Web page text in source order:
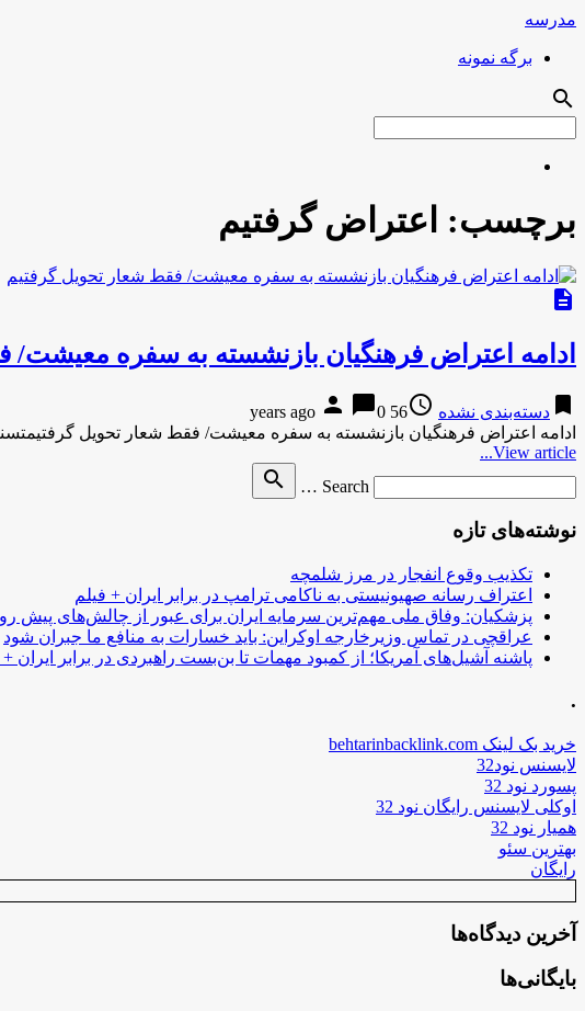
مدرسه
برگه نمونه
search
برچسب: اعتراض گرفتیم
description
ادامه اعتراض فرهنگیان بازنشسته به سفره معیشت/
bookmark دسته‌بندی نشده access_time
56 years ago
person chat_bubble0
ادامه اعتراض فرهنگیان بازنشسته به سفره معیشت/ فقط شعار تحویل
View article...
Search …
search
نوشته‌های تازه
تکذیب وقوع انفجار در مرز شلمچه
اعتراف رسانه صهیونیستی به ناکامی ترامپ در برابر ایران + فیلم
پزشکیان: وفاق ملی مهم‌ترین سرمایه ایران برای عبور از چالش‌های پیش
عراقچی در تماس وزیرخارجه اوکراین: باید خسارات به منافع ما جبران شود
پاشنه آشیل‌های آمریکا؛ از کمبود مهمات تا بن‌بست راهبردی در برابر ایران +
.
خرید بک لینک behtarinbacklink.com
لایسنس نود32
پسورد نود 32
اوکلی لایسنس رایگان نود 32
همیار نود 32
بهترین سئو
رایگان
آخرین دیدگاه‌ها
بایگانی‌ها